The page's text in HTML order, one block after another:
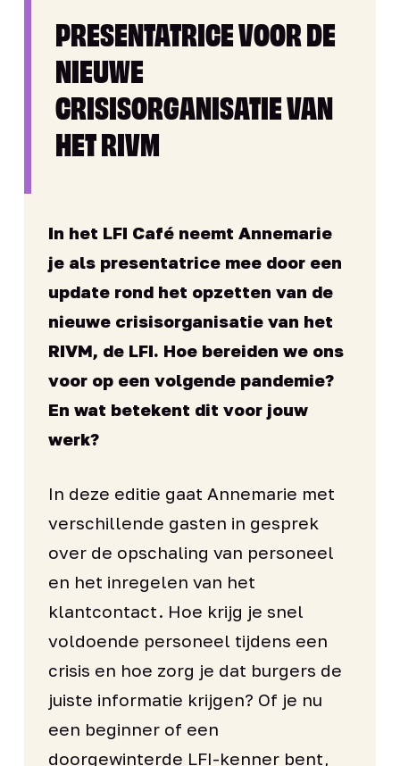
PRESENTATRICE VOOR DE
NIEUWE
CRISISORGANISATIE VAN
HET RIVM
In het LFI Café neemt Annemarie
je als presentatrice mee door een
update rond het opzetten van de
nieuwe crisisorganisatie van het
RIVM, de LFI. Hoe bereiden we ons
voor op een volgende pandemie?
En wat betekent dit voor jouw
werk?
In deze editie gaat Annemarie met
verschillende gasten in gesprek
over de opschaling van personeel
en het inregelen van het
klantcontact. Hoe krijg je snel
voldoende personeel tijdens een
crisis en hoe zorg je dat burgers de
juiste informatie krijgen? Of je nu
een beginner of een
doorgewinterde LFI-kenner bent,